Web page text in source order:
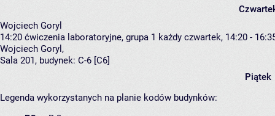
Wojciech Goryl
14:20 ćwiczenia laboratoryjne, grupa 1 każdy czwartek, 14:20 -
Wojciech Goryl ,
Sala 201, budynek: C-6 [C6]
Piątek
Legenda wykorzystanych na planie kodów budynków: